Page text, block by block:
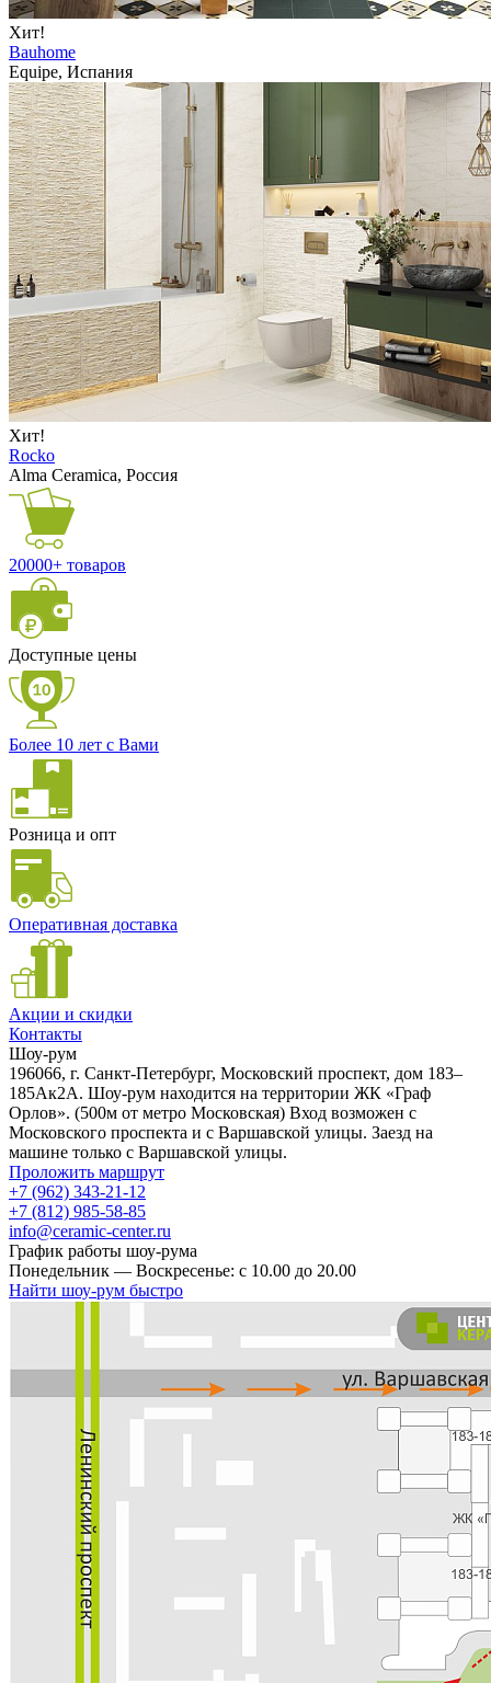
Хит!
Bauhome
Equipe, Испания
Хит!
Rocko
Alma Ceramica, Россия
20000+ товаров
Доступные цены
Более 10 лет с Вами
Розница и опт
Оперативная доставка
Акции и скидки
Контакты
Шоу-рум
196066, г. Санкт-Петербург, Московский проспект, дом 183–
185Ак2А. Шоу-рум находится на территории ЖК «Граф
Орлов». (500м от метро Московская) Вход возможен с
Московского проспекта и с Варшавской улицы. Заезд на
машине только с Варшавской улицы.
Проложить маршрут
+7 (962) 343-21-12
+7 (812) 985-58-85
info@ceramic-center.ru
График работы шоу-рума
Понедельник — Воскресенье: с 10.00 до 20.00
Найти шоу-рум быстро